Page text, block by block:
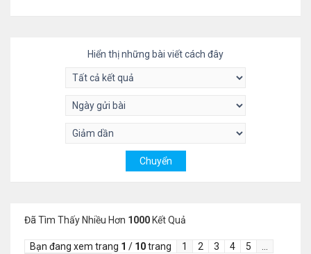
Hiển thị những bài viết cách đây
Đã Tìm Thấy Nhiều Hơn 1000 Kết Quả
Bạn đang xem trang 1 / 10trang 1 2 3 4 5